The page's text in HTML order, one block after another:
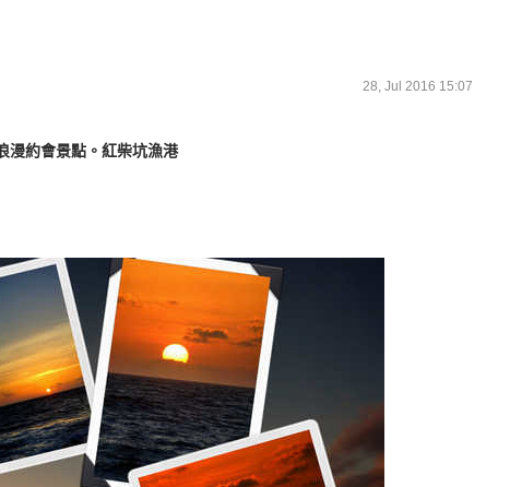
28, Jul 2016 15:07
漫約會景點。紅柴坑漁港